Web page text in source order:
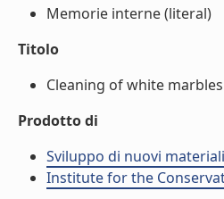
Memorie interne (literal)
Titolo
Cleaning of white
Prodotto di
Sviluppo di nuovi
Institute for the